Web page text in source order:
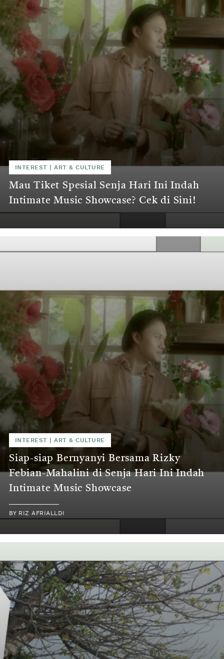
INTEREST |ART & CULTURE
Mau Tiket Spesial Senja Hari Ini Indah
Intimate Music Showcase? Cek di Sini!
INTEREST |ART & CULTURE
Siap-siap Bernyanyi Bersama Rizky
Febian-Mahalini di Senja Hari Ini Indah
Intimate Music Showcase
BY RIZ AFRIALLDI